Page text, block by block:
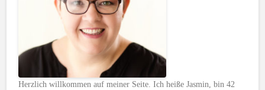
Herzlich willkommen auf meiner Seite. Ich heiße Jasmin, bin 42